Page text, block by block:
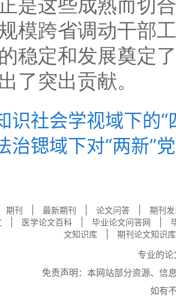
是这些成熟而切
模跨省调动干部
稳定和发展奠定
了突出贡献。
识社会学视域下的“
治锶域下对“两新”
期刊 最新期刊 论文问答
期刊
医学论文百科 毕业论文问答网
文知识库
期刊论文知识库
专业的论
免责声明：本网站部分资源、信
如有